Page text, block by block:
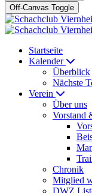
Off-Canvas Toggle
Startseite
Kalender
Überblick
Nächste
Verein
Über uns
Vorstand
Chronik
Mitglied
DWZ